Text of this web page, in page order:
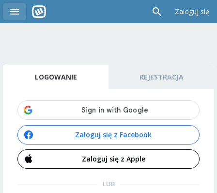
Zaloguj się
LOGOWANIE REJESTRACJA
Zaloguj się z Facebook
Zaloguj się z Apple
LUB